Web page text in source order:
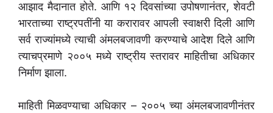
आझाद मैदानात होते. आणि १२ दिवसांच्या उपोषणानंतर, शेवटी
भारताच्या राष्ट्रपतींनी या करारावर आपली स्वाक्षरी दिली आणि
सर्व राज्यांमध्ये त्याची अंमलबजावणी करण्याचे आदेश दिले आणि
त्याचप्रमाणे २००५ मध्ये राष्ट्रीय स्तरावर माहितीचा अधिकार
निर्माण झाला.
माहिती मिळवण्याचा अधिकार – २००५ च्या अंमलबजावणीनंतर